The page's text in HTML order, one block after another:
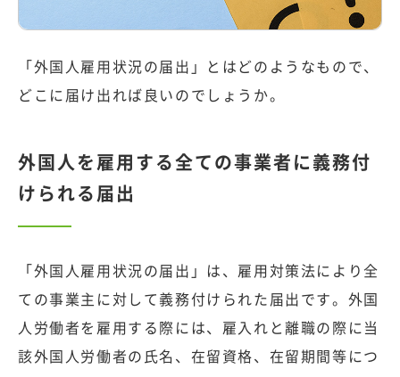
「外国人雇用状況の届出」とはどのようなもので、
どこに届け出れば良いのでしょうか。
外国人を雇用する全ての事業者に義務付
けられる届出
「外国人雇用状況の届出」は、雇用対策法により全
ての事業主に対して義務付けられた届出です。外国
人労働者を雇用する際には、雇入れと離職の際に当
該外国人労働者の氏名、在留資格、在留期間等につ